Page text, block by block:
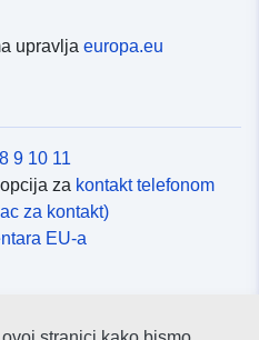
upravlja europa.eu
9 10 11
za kontakt telefonom
za kontakt)
EU-a